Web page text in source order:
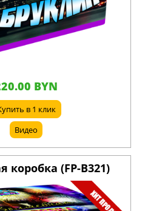
BYN
в 1 клик
Видео
коробка (FP-B321)